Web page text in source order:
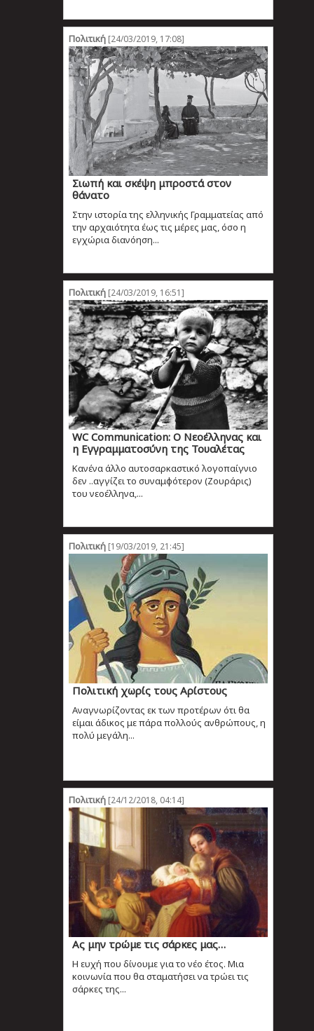
Πολιτική[24/03/2019, 17:08]
Σιωπή και σκέψη μπροστά στον
θάνατο
Στην ιστορία της ελληνικής Γραμματείας από
την αρχαιότητα έως τις μέρες μας, όσο η
εγχώρια διανόηση...
Πολιτική[24/03/2019, 16:51]
WC Communication: O Nεοέλληνας και
η Εγγραμματοσύνη της Τουαλέτας
Κανένα άλλο αυτοσαρκαστικό λογοπαίγνιο
δεν ..αγγίζει το συναμφότερον (Ζουράρις)
του νεοέλληνα,...
Πολιτική[19/03/2019, 21:45]
Πολιτική χωρίς τους Αρίστους
Αναγνωρίζοντας εκ των προτέρων ότι θα
είμαι άδικος με πάρα πολλούς ανθρώπους, η
πολύ μεγάλη...
Πολιτική[24/12/2018, 04:14]
Ας μην τρώμε τις σάρκες μας…
H ευχή που δίνουμε για το νέο έτος. Μια
κοινωνία που θα σταματήσει να τρώει τις
σάρκες της...